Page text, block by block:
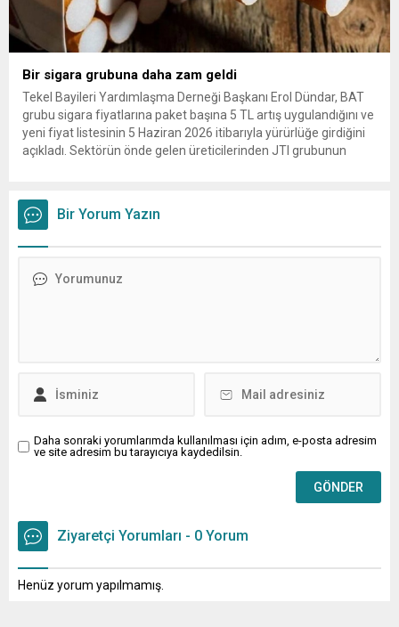
Bir sigara grubuna daha zam geldi
Tekel Bayileri Yardımlaşma Derneği Başkanı Erol Dündar, BAT
grubu sigara fiyatlarına paket başına 5 TL artış uygulandığını ve
yeni fiyat listesinin 5 Haziran 2026 itibarıyla yürürlüğe girdiğini
açıkladı. Sektörün önde gelen üreticilerinden JTI grubunun
Yardımlaşma...
Bir Yorum Yazın
Daha sonraki yorumlarımda kullanılması için adım, e-posta adresim
ve site adresim bu tarayıcıya kaydedilsin.
Ziyaretçi Yorumları - 0 Yorum
Henüz yorum yapılmamış.